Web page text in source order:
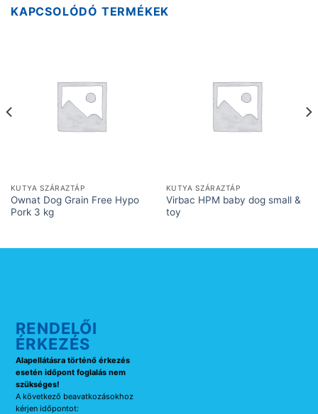
KAPCSOLÓDÓ TERMÉKEK
KUTYA SZÁRAZTÁP
Ownat Dog Grain Free Hypo
Pork 3 kg
KUTYA SZÁRAZTÁP
Virbac HPM baby dog small &
toy
RENDELŐI
ÉRKEZÉS
Alapellátásra történő érkezés
esetén időpont foglalás nem
szükséges!
A következő beavatkozásokhoz
kérjen időpontot: